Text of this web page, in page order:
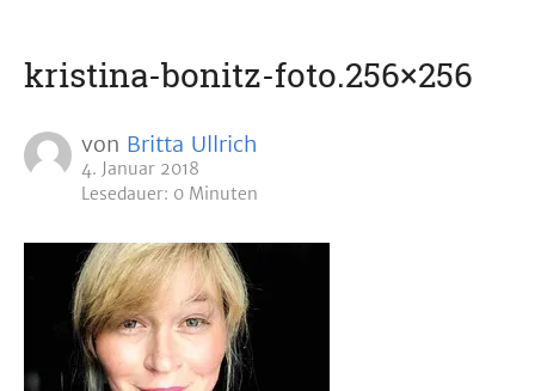
kristina-bonitz-foto.256×256
von Britta Ullrich
4. Januar 2018
Lesedauer: 0 Minuten